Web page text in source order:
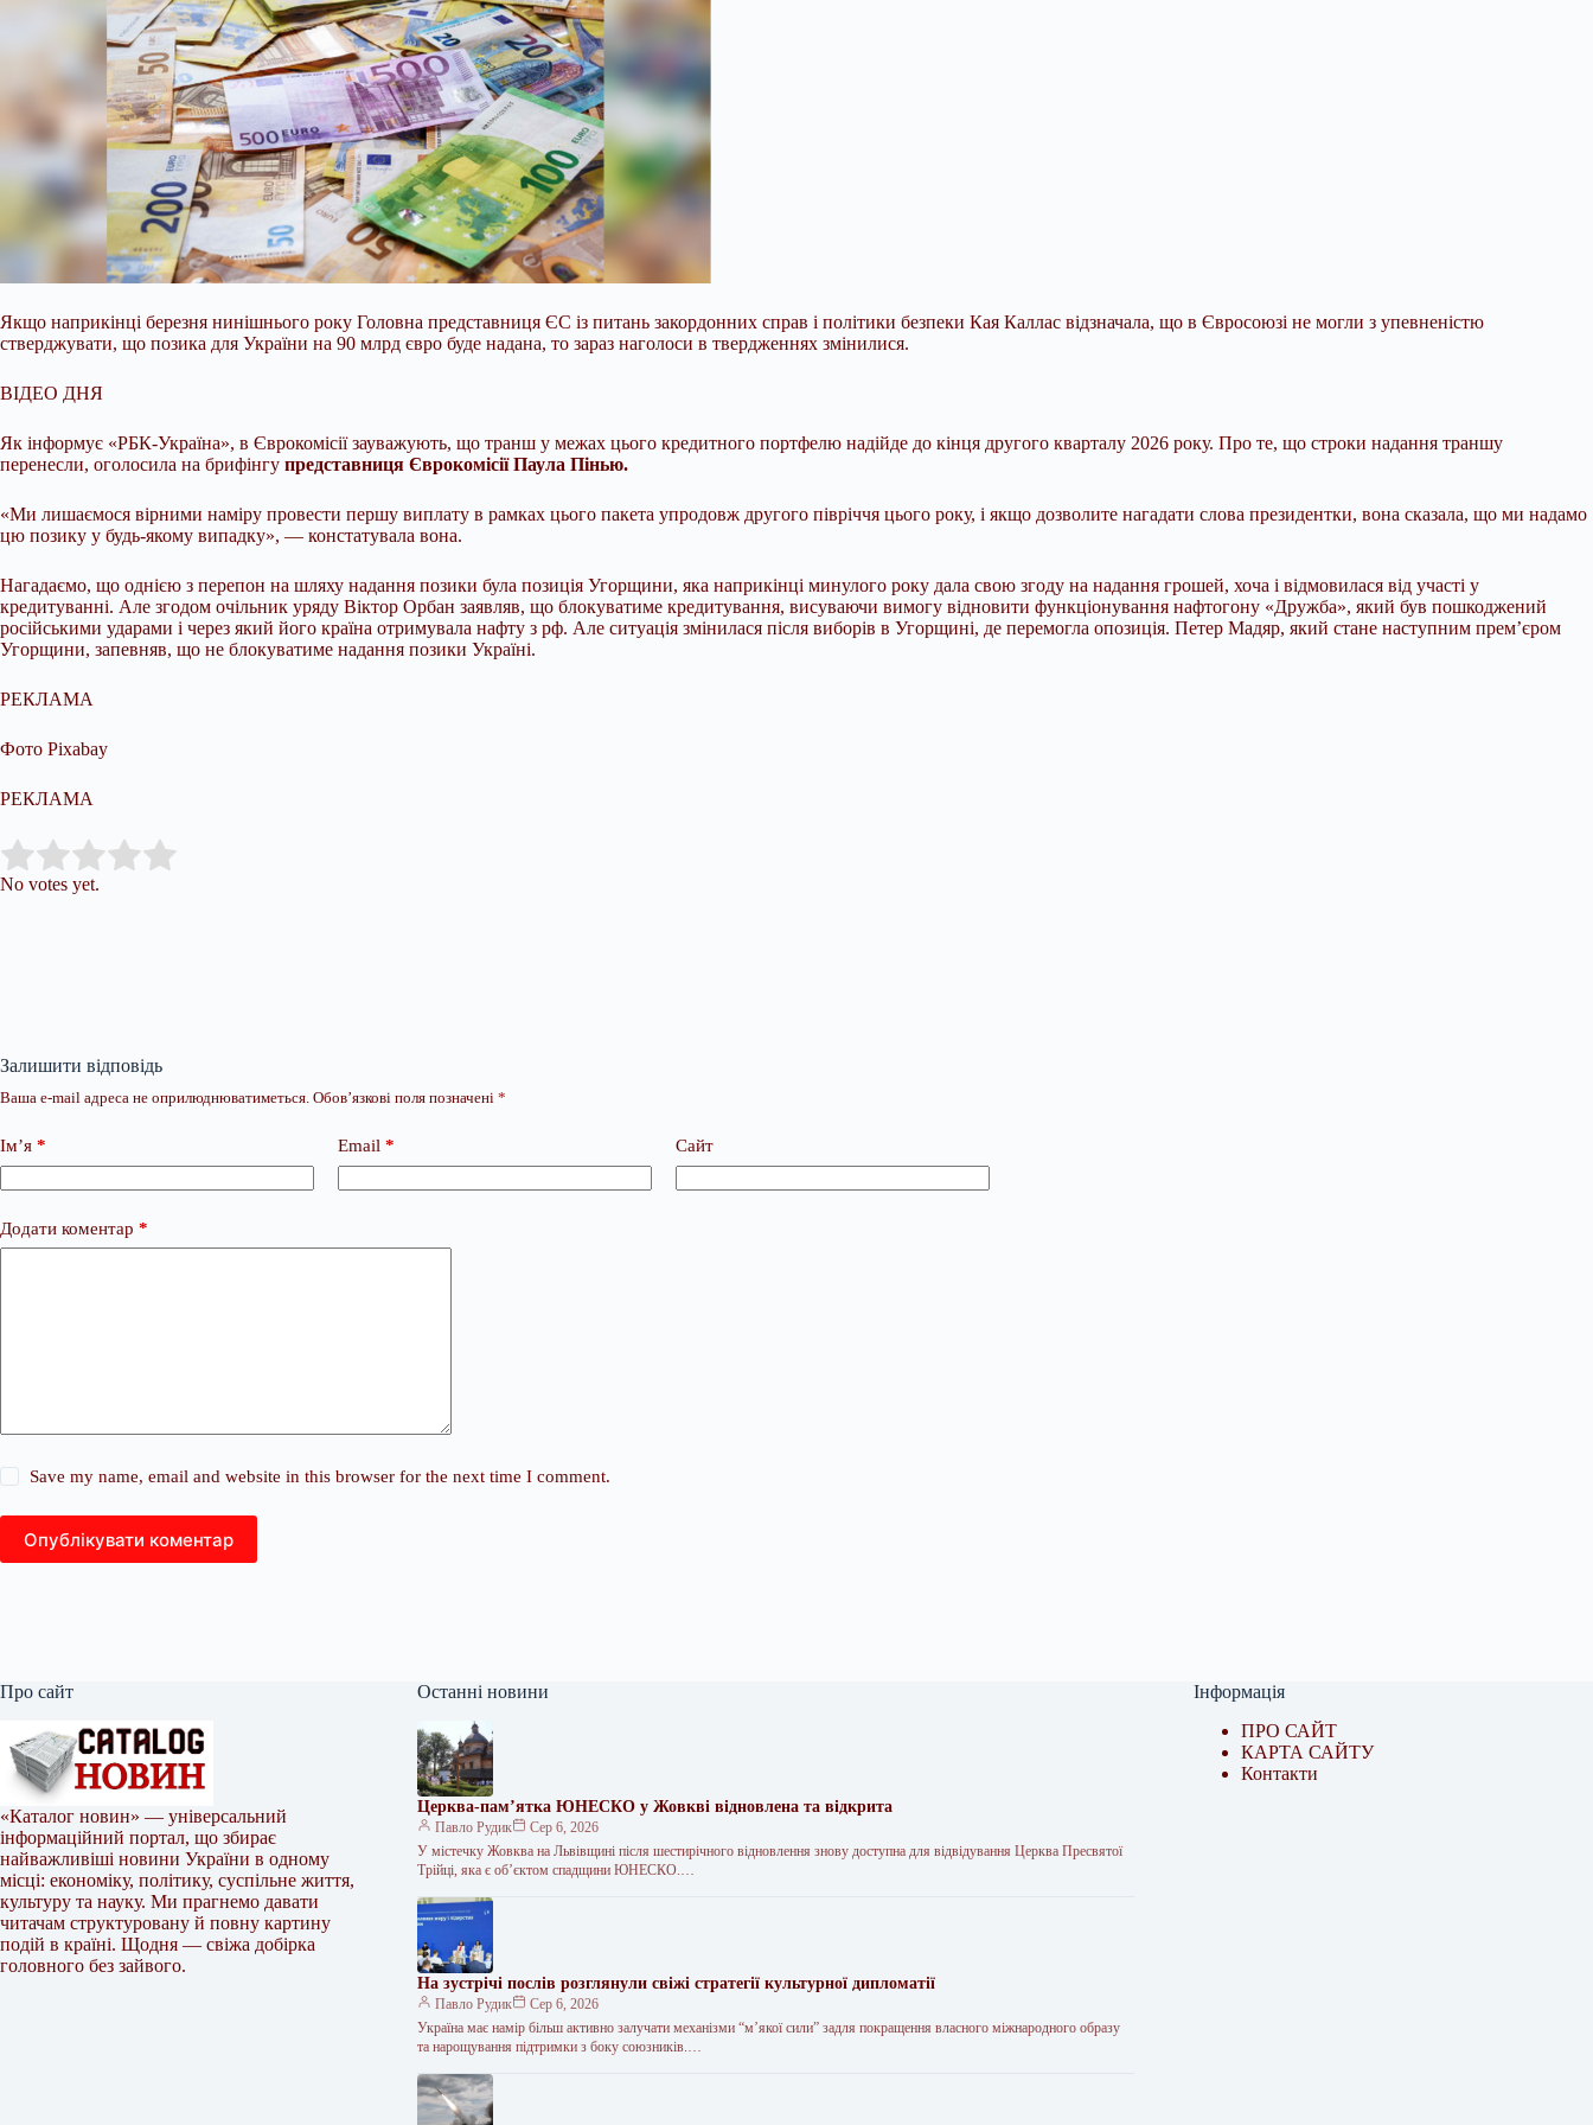
Якщо наприкінці березня нинішнього року Головна представниця ЄС із питань закордонних справ і політики безпеки Кая Каллас відзначала, що в Євросоюзі не могли з упевненістю
стверджувати, що позика для України на 90 млрд євро буде надана, то зараз наголоси в твердженнях змінилися.
ВІДЕО ДНЯ
Як інформує «РБК-Україна», в Єврокомісії зауважують, що транш у межах цього кредитного портфелю надійде до кінця другого кварталу 2026 року. Про те, що строки надання траншу
перенесли, оголосила на брифінгу представниця Єврокомісії Паула Пінью.
«Ми лишаємося вірними наміру провести першу виплату в рамках цього пакета упродовж другого півріччя цього року, і якщо дозволите нагадати слова президентки, вона сказала, що ми надамо
цю позику у будь-якому випадку», — констатувала вона.
Нагадаємо, що однією з перепон на шляху надання позики була позиція Угорщини, яка наприкінці минулого року дала свою згоду на надання грошей, хоча і відмовилася від участі у
кредитуванні. Але згодом очільник уряду Віктор Орбан заявляв, що блокуватиме кредитування, висуваючи вимогу відновити функціонування нафтогону «Дружба», який був пошкоджений
російськими ударами і через який його країна отримувала нафту з рф. Але ситуація змінилася після виборів в Угорщині, де перемогла опозиція. Петер Мадяр, який стане наступним прем’єром
Угорщини, запевняв, що не блокуватиме надання позики Україні.
РЕКЛАМА
Фото Pixabay
РЕКЛАМА
Rate this item:
No votes yet.
Залишити відповідь
Ваша e-mail адреса не оприлюднюватиметься. Обов’язкові поля позначені *
Ім’я * Email * Сайт
Додати коментар *
Save my name, email and website in this browser for the next time I comment.
Опублікувати коментар
Про сайт
«Каталог новин» — універсальний
інформаційний портал, що збирає
найважливіші новини України в одному
місці: економіку, політику, суспільне життя,
культуру та науку. Ми прагнемо давати
читачам структуровану й повну картину
подій в країні. Щодня — свіжа добірка
головного без зайвого.
Останні новини
Церква-пам’ятка ЮНЕСКО у Жовкві відновлена та відкрита
Павло Рудик
Сер 6, 2026
У містечку Жовква на Львівщині після шестирічного відновлення знову доступна для відвідування Церква Пресвятої
Трійці, яка є об’єктом спадщини ЮНЕСКО.…
На зустрічі послів розглянули свіжі стратегії культурної дипломатії
Павло Рудик
Сер 6, 2026
Україна має намір більш активно залучати механізми “м’якої сили” задля покращення власного міжнародного образу
та нарощування підтримки з боку союзників.…
Інформація
ПРО САЙТ
КАРТА САЙТУ
Контакти